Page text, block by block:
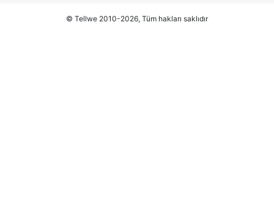
© Tellwe 2010-2026, Tüm hakları saklıdır